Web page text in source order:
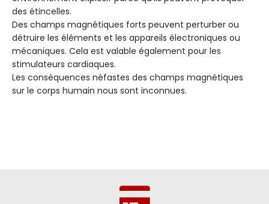
des étincelles.
Des champs magnétiques forts peuvent perturber ou
détruire les éléments et les appareils électroniques ou
mécaniques. Cela est valable également pour les
stimulateurs cardiaques.
Les conséquences néfastes des champs magnétiques
sur le corps humain nous sont inconnues.